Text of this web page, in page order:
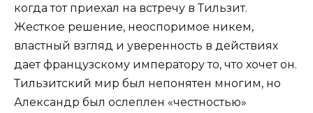
когда тот приехал на встречу в Тильзит.
Жесткое решение, неоспоримое никем,
властный взгляд и уверенность в действиях
дает французскому императору то, что хочет он.
Тильзитский мир был непонятен многим, но
Александр был ослеплен «честностью»